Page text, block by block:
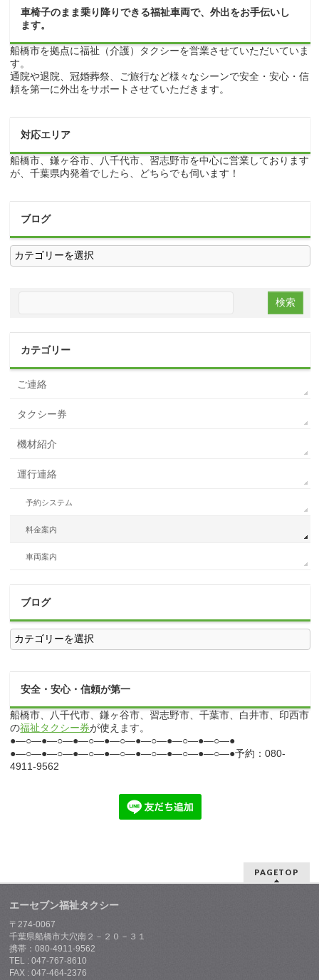
車椅子のまま乗り降りできる福祉車両で、外出をお手伝いし
ます。
船橋市を拠点に福祉（介護）タクシーを営業させていただいていま
す。
通院や退院、冠婚葬祭、ご旅行など様々なシーンで安全・安心・信
頼を第一に外出をサポートさせていただきます。
対応エリア
船橋市、鎌ヶ谷市、八千代市、習志野市を中心に営業しております
が、千葉県内発着でしたら、どちらでも伺います！
ブログ
ブ
ロ
グ
カテゴリー
ご連絡
タクシー券
機材紹介
運行連絡
予約システム
料金案内
車両案内
ブログ
ブ
ロ
グ
安全・安心・信頼が第一
船橋市、八千代市、鎌ヶ谷市、習志野市、千葉市、白井市、印西市
の福祉タクシー券が使えます。
●―○―●―○―●―○―●―○―●―○―●―○―●―○―●
●―○―●―○―●―○―●―○―●―○―●―○―●―○―●予約：080-
4911-9562
PAGETOP
エーセブン福祉タクシー
〒274-0067
千葉県船橋市大穴南２－２０－３１
携帯：080-4911-9562
TEL : 047-767-8610
FAX : 047-464-2376